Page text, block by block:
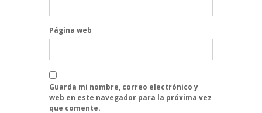
Página web
Guarda mi nombre, correo electrónico y
web en este navegador para la próxima vez
que comente.